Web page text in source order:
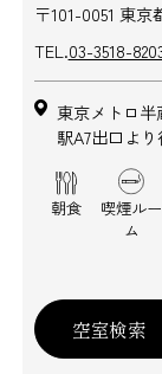
〒101-0051 東
TEL.03-3518-
東京メトロ
駅A7出口よ
朝食
喫煙ルー
ム
空室検索